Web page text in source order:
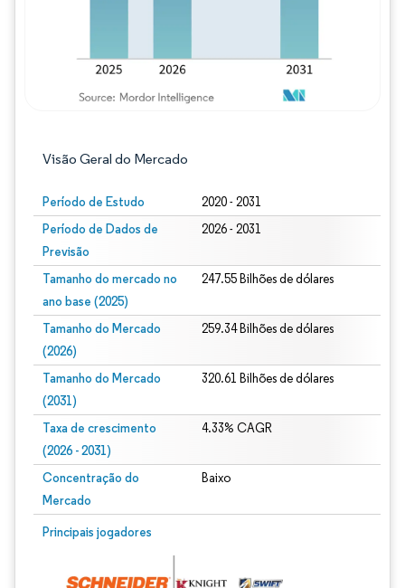
Visão Geral do Mercado
Período de Estudo 2020 - 2031
Período de Dados de
Previsão
2026 - 2031
Tamanho do mercado no
ano base (2025)
247.55 Bilhões de dólares
Tamanho do Mercado
(2026)
259.34 Bilhões de dólares
Tamanho do Mercado
(2031)
320.61 Bilhões de dólares
Taxa de crescimento
(2026 - 2031)
4.33% CAGR
Concentração do
Mercado
Baixo
Principais jogadores
Imagem © Mordor Intelligence. O reuso requer atribuição conforme CC BY 4.0.